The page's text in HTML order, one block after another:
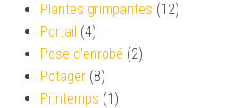
Plantes grimpantes (12)
Portail (4)
Pose d'enrobé (2)
Potager (8)
Printemps (1)